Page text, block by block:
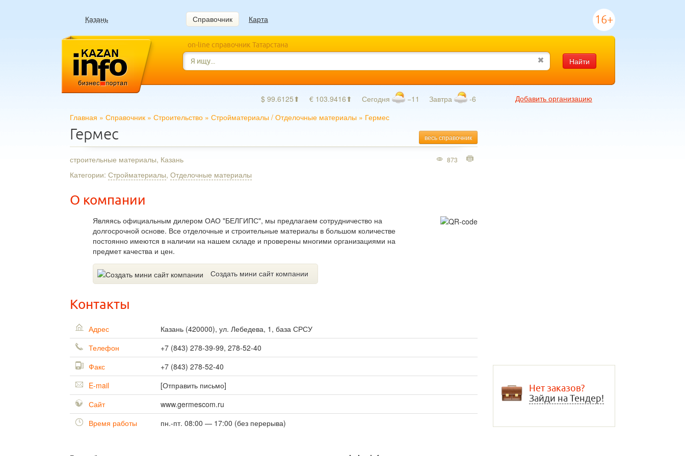
Казань Справочник Карта 16+
on-line справочник Татарстана
Найти
$ 99.6125⬆ € 103.9416⬆ Сегодня −11 Завтра -6
Добавить организацию
Главная » Справочник » Строительство » Стройматериалы / Отделочные материалы » Гермес
весь справочник
Гермес
строительные материалы, Казань
Категории: Стройматериалы, Отделочные материалы
О компании
Являясь официальным дилером ОАО "БЕЛГИПС", мы предлагаем сотрудничество на
долгосрочной основе. Все отделочные и строительные материалы в большом количестве
постоянно имеются в наличии на нашем складе и проверены многими организациями на
предмет качества и цен.
Создать мини сайт компании
873
Контакты
Адрес Казань (420000), ул. Лебедева, 1, база СРСУ
Телефон
+7 (843) 278-39-99, 278-52-40
Факс
+7 (843) 278-52-40
E-mail
[Отправить письмо]
Сайт
www.germescom.ru
Время работы
пн.-пт. 08:00 — 17:00 (без перерыва)
Нет заказов?
Зайди на Тендер!